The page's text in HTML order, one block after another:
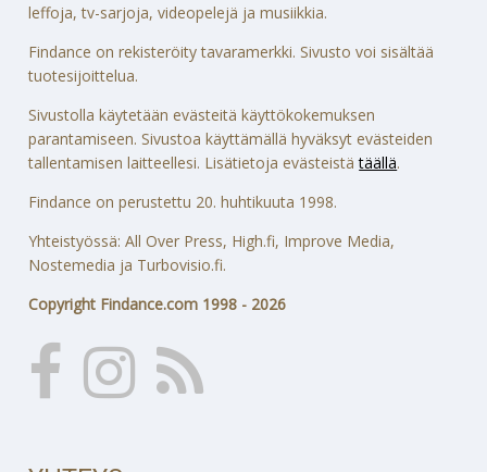
leffoja, tv-sarjoja, videopelejä ja musiikkia.
Findance on rekisteröity tavaramerkki. Sivusto voi sisältää
tuotesijoittelua.
Sivustolla käytetään evästeitä käyttökokemuksen
parantamiseen. Sivustoa käyttämällä hyväksyt evästeiden
tallentamisen laitteellesi. Lisätietoja evästeistätäällä.
Findance on perustettu 20. huhtikuuta 1998.
Yhteistyössä: All Over Press, High.fi, Improve Media,
Nostemedia ja Turbovisio.fi.
Copyright Findance.com 1998 - 2026